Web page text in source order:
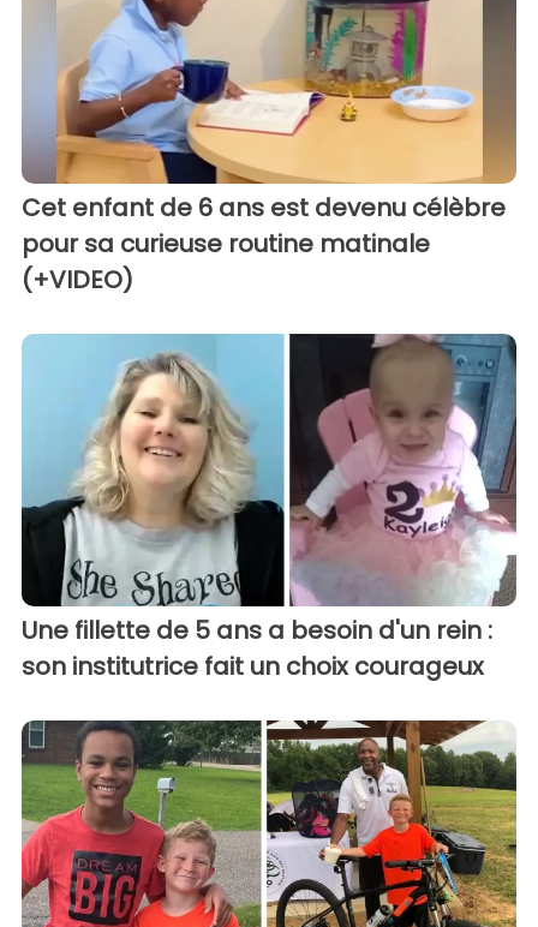
Cet enfant de 6 ans est devenu célèbre
pour sa curieuse routine matinale
(+VIDEO)
Une fillette de 5 ans a besoin d'un rein :
son institutrice fait un choix courageux